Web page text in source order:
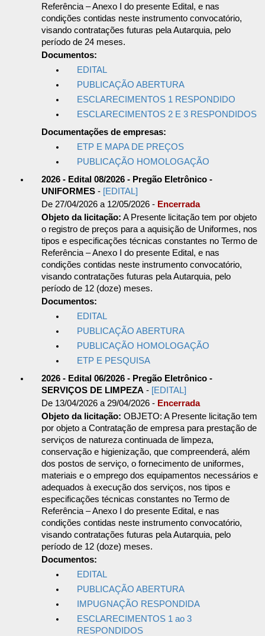
Referência – Anexo I do presente Edital, e nas
condições contidas neste instrumento convocatório,
visando contratações futuras pela Autarquia, pelo
período de 24 meses.
Documentos:
EDITAL
PUBLICAÇÃO ABERTURA
ESCLARECIMENTOS 1 RESPONDIDO
ESCLARECIMENTOS 2 E 3 RESPONDIDOS
Documentações de empresas:
ETP E MAPA DE PREÇOS
PUBLICAÇÃO HOMOLOGAÇÃO
2026 - Edital 08/2026 - Pregão Eletrônico -
UNIFORMES - [EDITAL]
De 27/04/2026 a 12/05/2026 - Encerrada
Objeto da licitação: A Presente licitação tem por objeto
o registro de preços para a aquisição de Uniformes, nos
tipos e especificações técnicas constantes no Termo de
Referência – Anexo I do presente Edital, e nas
condições contidas neste instrumento convocatório,
visando contratações futuras pela Autarquia, pelo
período de 12 (doze) meses.
Documentos:
EDITAL
PUBLICAÇÃO ABERTURA
PUBLICAÇÃO HOMOLOGAÇÃO
ETP E PESQUISA
2026 - Edital 06/2026 - Pregão Eletrônico -
SERVIÇOS DE LIMPEZA - [EDITAL]
De 13/04/2026 a 29/04/2026 - Encerrada
Objeto da licitação: OBJETO: A Presente licitação tem
por objeto a Contratação de empresa para prestação de
serviços de natureza continuada de limpeza,
conservação e higienização, que compreenderá, além
dos postos de serviço, o fornecimento de uniformes,
materiais e o emprego dos equipamentos necessários e
adequados à execução dos serviços, nos tipos e
especificações técnicas constantes no Termo de
Referência – Anexo I do presente Edital, e nas
condições contidas neste instrumento convocatório,
visando contratações futuras pela Autarquia, pelo
período de 12 (doze) meses.
Documentos:
EDITAL
PUBLICAÇÃO ABERTURA
IMPUGNAÇÃO RESPONDIDA
ESCLARECIMENTOS 1 ao 3
RESPONDIDOS